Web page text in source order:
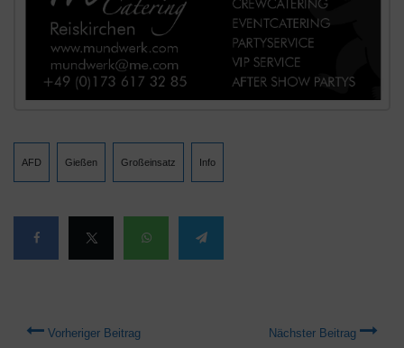
AFD Gießen Großeinsatz Info
Vorheriger Beitrag Nächster Beitrag